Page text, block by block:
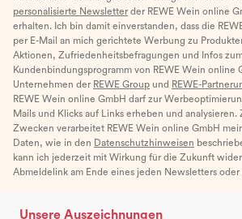
personalisierte Newsletter der REWE Wein online
erhalten. Ich bin damit einverstanden, dass die
per E-Mail an mich gerichtete Werbung zu
Aktionen, Zufriedenheitsbefragungen und Infos
Kundenbindungsprogramm von REWE Wein online
Unternehmen der REWE Group und REWE-
REWE Wein online GmbH darf zur
Mails und Klicks auf Links erheben und analysieren.
Zwecken verarbeitet REWE Wein online GmbH
Daten, wie in den Datenschutzhinweisen
kann ich jederzeit mit Wirkung für die Zukunft
Abmeldelink am Ende eines jeden Newsletters
Unsere Auszeichnungen